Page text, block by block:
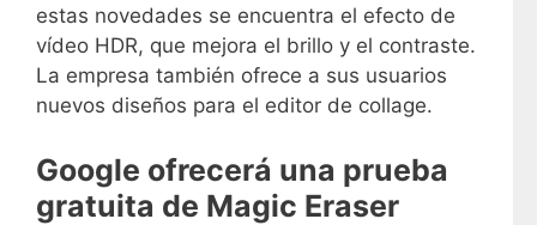
estas novedades se encuentra el efecto de
vídeo HDR, que mejora el brillo y el contraste.
La empresa también ofrece a sus usuarios
nuevos diseños para el editor de collage.
Google ofrecerá una prueba
gratuita de Magic Eraser